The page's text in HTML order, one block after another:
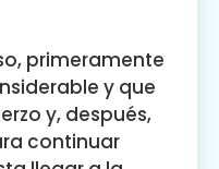
primeramente
y que
y, después,
continuar